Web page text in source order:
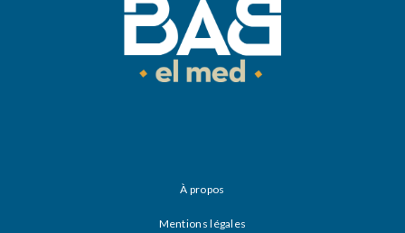
À propos
Mentions légales